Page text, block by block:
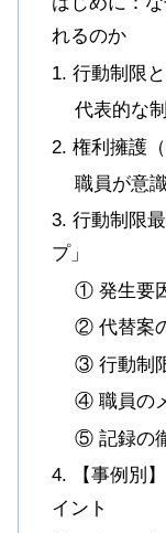
れるのか
1. 行動制限
代表的な
2. 権利擁護
職員が意
3. 行動制限
プ」
① 発生要
② 代替案
③ 行動制
④ 職員の
⑤ 記録の
4. 【事例別
イント